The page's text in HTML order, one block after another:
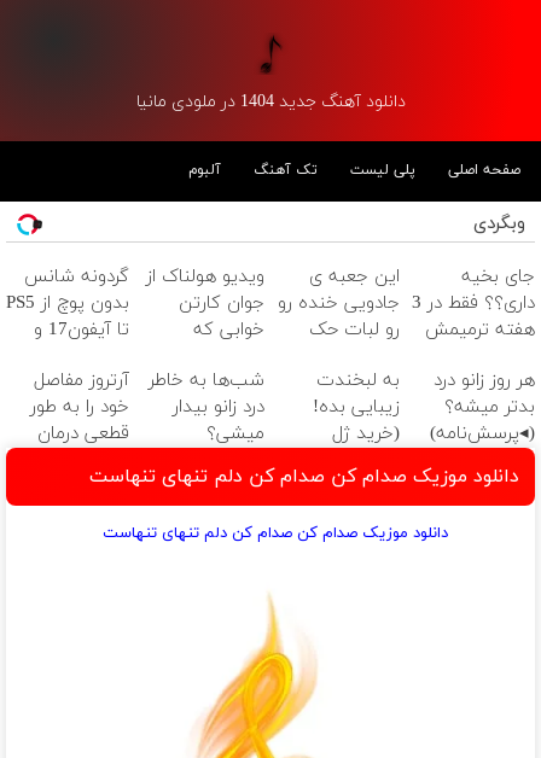
دانلود آهنگ جدید 1404 در ملودی مانیا
صفحه اصلی پلی لیست تک آهنگ آلبوم
وبگردی
جای بخیه
داری؟؟ فقط در 3
هفته ترمیمش
این جعبه ی
جادویی خنده رو
رو لبات حک
خرید40%تخفیف
ویدیو هولناک از
جوان کارتن
خوابی که
آموزش رایگان
گردونه شانس
بدون پوچ از PS5
تا آیفون17 و
هر روز زانو درد
بدتر میشه؟
(◂پرسش‌نامه)
به لبخندت
زیبایی بده!
(خرید ژل
دندان
با40%تخفیف)
شب‌ها به خاطر
درد زانو بیدار
میشی؟
آرتروز مفاصل
خود را به طور
قطعی درمان
◗پرسش‌نامه◖دانلود موزیک صدام کن صدام کن دلم تنهای تنهاست
دانلود موزیک صدام کن صدام کن دلم تنهای تنهاست